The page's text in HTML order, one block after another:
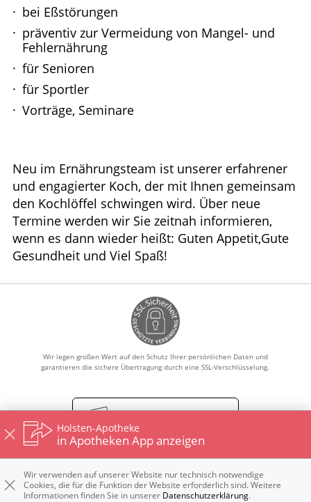
bei Eßstörungen
präventiv zur Vermeidung von Mangel- und
Fehlernährung
für Senioren
für Sportler
Vorträge, Seminare
Neu im Ernährungsteam ist unserer erfahrener
und engagierter Koch, der mit Ihnen gemeinsam
den Kochlöffel schwingen wird. Über neue
Termine werden wir Sie zeitnah informieren,
wenn es dann wieder heißt: Guten Appetit,Gute
Gesundheit und Viel Spaß!
Wir legen großen Wert auf den Schutz Ihrer persönlichen Daten und
garantieren die sichere Übertragung durch eine SSL-Verschlüsselung.
Vertrag widerrufen
Impressum Datenschutz
Nutzungsbedingungen
Widerrufsbelehrung
Holsten-Apotheke
in Apotheken App anzeigen
Wir verwenden auf unserer Website nur technisch notwendige
Cookies, die für die Funktion der Website erforderlich sind. Weitere
Informationen finden Sie in unserer Datenschutzerklärung.